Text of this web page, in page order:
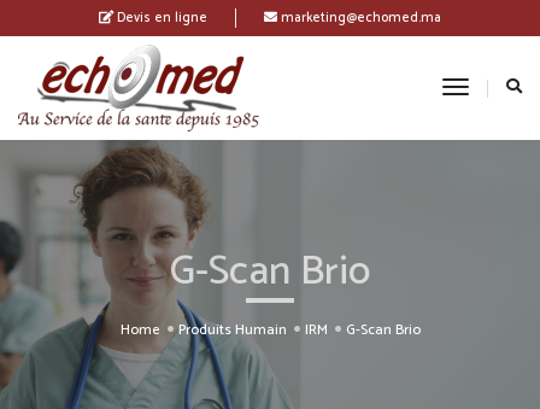
Devis en ligne marketing@echomed.ma
Toggle
G-Scan Brio
Home Produits Humain IRM G-Scan Brio